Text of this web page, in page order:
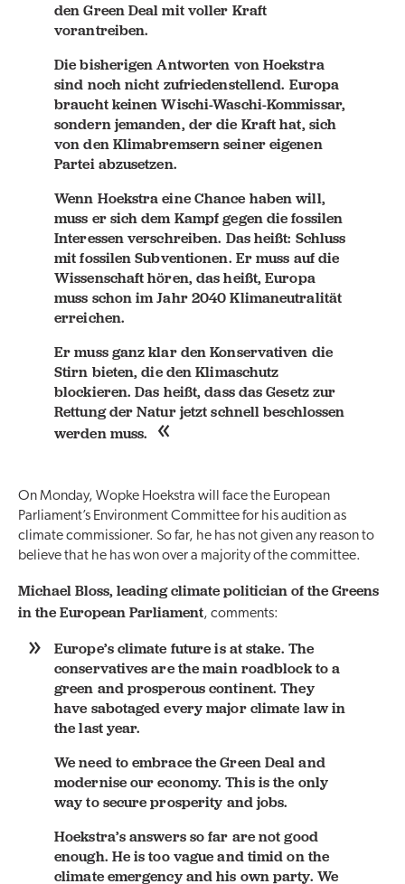
den Green Deal mit voller Kraft
vorantreiben.
Die bisherigen Antworten von Hoekstra
sind noch nicht zufriedenstellend. Europa
braucht keinen Wischi-Waschi-Kommissar,
sondern jemanden, der die Kraft hat, sich
von den Klimabremsern seiner eigenen
Partei abzusetzen.
Wenn Hoekstra eine Chance haben will,
muss er sich dem Kampf gegen die fossilen
Interessen verschreiben. Das heißt: Schluss
mit fossilen Subventionen. Er muss auf die
Wissenschaft hören, das heißt, Europa
muss schon im Jahr 2040 Klimaneutralität
erreichen.
Er muss ganz klar den Konservativen die
Stirn bieten, die den Klimaschutz
blockieren. Das heißt, dass das Gesetz zur
Rettung der Natur jetzt schnell beschlossen
werden muss.
On Monday, Wopke Hoekstra will face the European
Parliament’s Environment Committee for his audition as
climate commissioner. So far, he has not given any reason to
believe that he has won over a majority of the committee.
Michael Bloss, leading climate politician of the Greens
in the European Parliament, comments:
Europe’s climate future is at stake. The
conservatives are the main roadblock to a
green and prosperous continent. They
have sabotaged every major climate law in
the last year.
We need to embrace the Green Deal and
modernise our economy. This is the only
way to secure prosperity and jobs.
Hoekstra’s answers so far are not good
enough. He is too vague and timid on the
climate emergency and his own party. We